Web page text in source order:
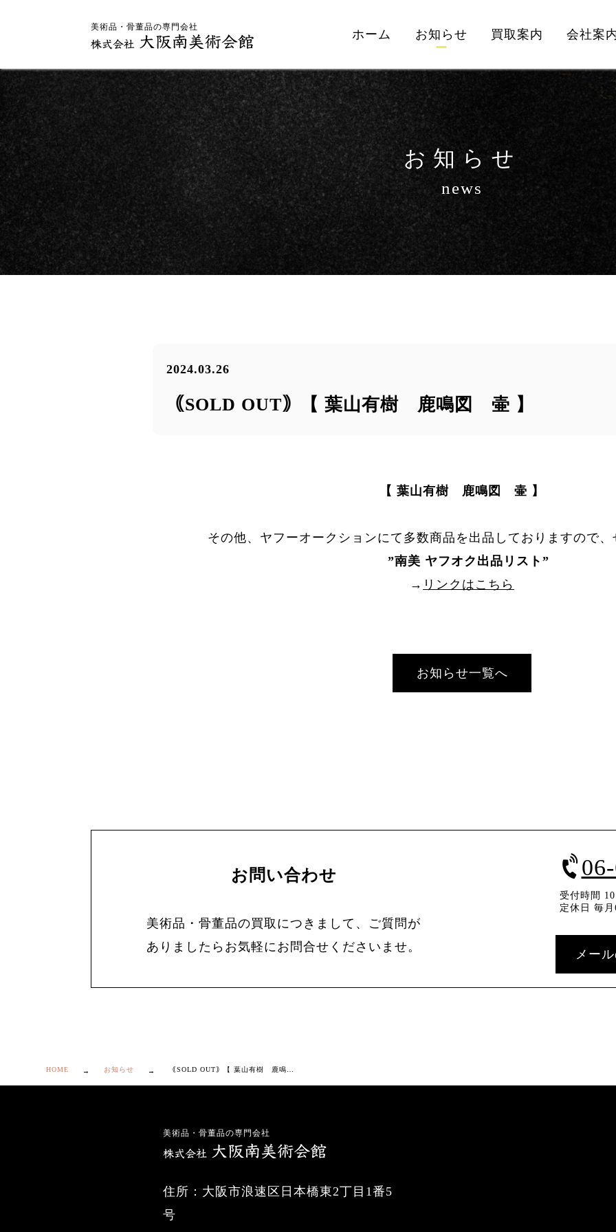
美術品・骨董品の専門会社
ホーム お知らせ 買取案内 会社案
お知らせ
news
2024.03.26
｟SOLD OUT｠【 葉山有樹 鹿鳴図 壷 】
【 葉山有樹 鹿鳴図 壷 】
その他、ヤフーオークションにて多数商品を出品しておりますので、
”南美 ヤフオク出品リスト ”
→ リンクはこちら
お知らせ一覧へ
お問い合わせ
美術品・骨董品の買取につきまして、ご質問が
ありましたらお気軽にお問合せくださいませ。
受付時間
定休日 毎月
メー
HOME お知らせ
美術品・骨董品の専門会社
住所：大阪市浪速区日本橋東2丁目1番5
号